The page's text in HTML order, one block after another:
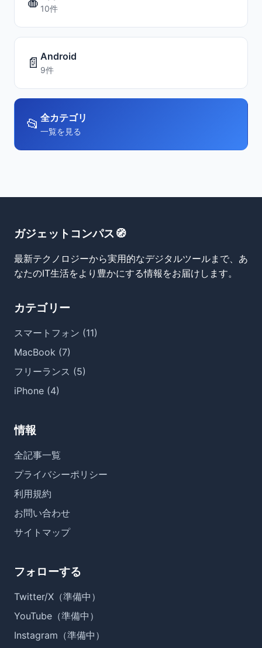
10件
📄 Android
9件
📂 全カテゴリ
一覧を見る
ガジェットコンパス🧭
最新テクノロジーから実用的なデジタルツールまで、あ
なたのIT生活をより豊かにする情報をお届けします。
カテゴリー
スマートフォン (11)
MacBook (7)
フリーランス (5)
iPhone (4)
情報
全記事一覧
プライバシーポリシー
利用規約
お問い合わせ
サイトマップ
フォローする
Twitter/X（準備中）
YouTube（準備中）
Instagram（準備中）